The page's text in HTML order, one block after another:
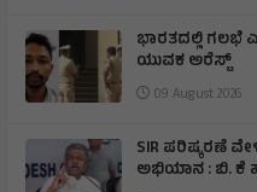
ಭಾರತದಲ್ಲಿ ಗಲಭೆ
ಯುವಕ ಅರೆಸ್ಟ್
09 August 2026
SIR ಪರಿಷ್ಕರಣೆ
ಅಭಿಯಾನ : ಬಿ. ಕೆ